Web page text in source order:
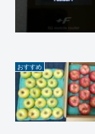
おすすめ